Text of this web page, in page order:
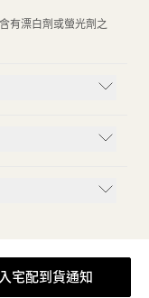
有漂白劑或螢光劑之
宅配到貨通知